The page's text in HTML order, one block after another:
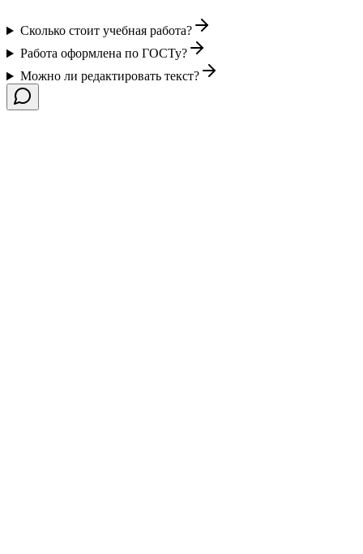
Сколько стоит учебная работа?
Работа оформлена по ГОСТу?
Можно ли редактировать текст?